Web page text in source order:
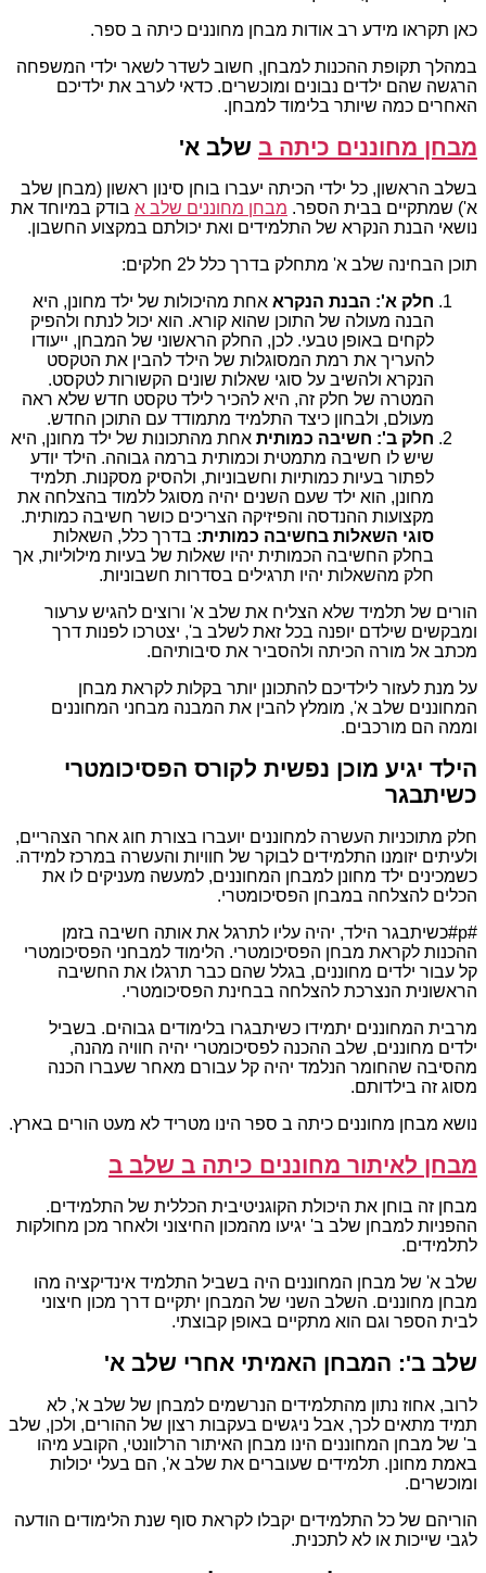
כאן תקראו מידע רב אודות מבחן מחוננים כיתה ב ספר.
במהלך תקופת ההכנות למבחן, חשוב לשדר לשאר ילדי המשפחה
הרגשה שהם ילדים נבונים ומוכשרים. כדאי לערב את ילדיכם
האחרים כמה שיותר בלימוד למבחן.
מבחן מחוננים כיתה ב שלב א'
בשלב הראשון, כל ילדי הכיתה יעברו בוחן סינון ראשון (מבחן שלב
א') שמתקיים בבית הספר. מבחן מחוננים שלב א בודק במיוחד את
נושאי הבנת הנקרא של התלמידים ואת יכולתם במקצוע החשבון.
תוכן הבחינה שלב א' מתחלק בדרך כלל ל2 חלקים:
חלק א': הבנת הנקרא אחת מהיכולות של ילד מחונן, היא
הבנה מעולה של התוכן שהוא קורא. הוא יכול לנתח ולהפיק
לקחים באופן טבעי. לכן, החלק הראשוני של המבחן, ייעודו
להעריך את רמת המסוגלות של הילד להבין את הטקסט
הנקרא ולהשיב על סוגי שאלות שונים הקשורות לטקסט.
המטרה של חלק זה, היא להכיר לילד טקסט חדש שלא ראה
מעולם, ולבחון כיצד התלמיד מתמודד עם התוכן החדש.
חלק ב': חשיבה כמותית אחת מהתכונות של ילד מחונן, היא
שיש לו חשיבה מתמטית וכמותית ברמה גבוהה. הילד יודע
לפתור בעיות כמותיות וחשבוניות, ולהסיק מסקנות. תלמיד
מחונן, הוא ילד שעם השנים יהיה מסוגל ללמוד בהצלחה את
מקצועות ההנדסה והפיזיקה הצריכים כושר חשיבה כמותית.
סוגי השאלות בחשיבה כמותית: בדרך כלל, השאלות
בחלק החשיבה הכמותית יהיו שאלות של בעיות מילוליות, אך
חלק מהשאלות יהיו תרגילים בסדרות חשבוניות.
הורים של תלמיד שלא הצליח את שלב א' ורוצים להגיש ערעור
ומבקשים שילדם יופנה בכל זאת לשלב ב', יצטרכו לפנות דרך
מכתב אל מורה הכיתה ולהסביר את סיבותיהם.
על מנת לעזור לילדיכם להתכונן יותר בקלות לקראת מבחן
המחוננים שלב א', מומלץ להבין את המבנה מבחני המחוננים
וממה הם מורכבים.
הילד יגיע מוכן נפשית לקורס הפסיכומטרי
כשיתבגר
חלק מתוכניות העשרה למחוננים יועברו בצורת חוג אחר הצהריים,
ולעיתים יזומנו התלמידים לבוקר של חוויות והעשרה במרכז למידה.
כשמכינים ילד מחונן למבחן המחוננים, למעשה מעניקים לו את
הכלים להצלחה במבחן הפסיכומטרי.
#p#כשיתבגר הילד, יהיה עליו לתרגל את אותה חשיבה בזמן
ההכנות לקראת מבחן הפסיכומטרי. הלימוד למבחני הפסיכומטרי
קל עבור ילדים מחוננים, בגלל שהם כבר תרגלו את החשיבה
הראשונית הנצרכת להצלחה בבחינת הפסיכומטרי.
מרבית המחוננים יתמידו כשיתבגרו בלימודים גבוהים. בשביל
ילדים מחוננים, שלב ההכנה לפסיכומטרי יהיה חוויה מהנה,
מהסיבה שהחומר הנלמד יהיה קל עבורם מאחר שעברו הכנה
מסוג זה בילדותם.
נושא מבחן מחוננים כיתה ב ספר הינו מטריד לא מעט הורים בארץ.
מבחן לאיתור מחוננים כיתה ב שלב ב
מבחן זה בוחן את היכולת הקוגניטיבית הכללית של התלמידים.
ההפניות למבחן שלב ב' יגיעו מהמכון החיצוני ולאחר מכן מחולקות
לתלמידים.
שלב א' של מבחן המחוננים היה בשביל התלמיד אינדיקציה מהו
מבחן מחוננים. השלב השני של המבחן יתקיים דרך מכון חיצוני
לבית הספר וגם הוא מתקיים באופן קבוצתי.
שלב ב': המבחן האמיתי אחרי שלב א'
לרוב, אחוז נתון מהתלמידים הנרשמים למבחן של שלב א', לא
תמיד מתאים לכך, אבל ניגשים בעקבות רצון של ההורים, ולכן, שלב
ב' של מבחן המחוננים הינו מבחן האיתור הרלוונטי, הקובע מיהו
באמת מחונן. תלמידים שעוברים את שלב א', הם בעלי יכולות
ומוכשרים.
הוריהם של כל התלמידים יקבלו לקראת סוף שנת הלימודים הודעה
לגבי שייכות או לא לתכנית.